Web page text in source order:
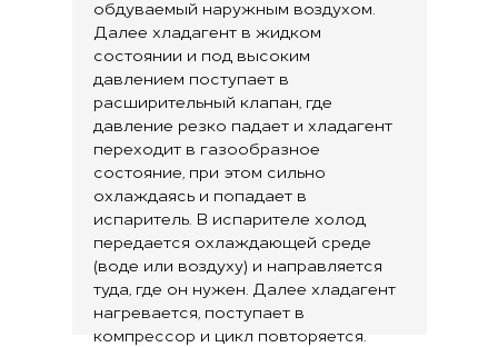
обдуваемый наружным воздухом.
Далее хладагент в жидком
состоянии и под высоким
давлением поступает в
расширительный клапан, где
давление резко падает и хладагент
переходит в газообразное
состояние, при этом сильно
охлаждаясь и попадает в
испаритель. В испарителе холод
передается охлаждающей среде
(воде или воздуху) и направляется
туда, где он нужен. Далее хладагент
нагревается, поступает в
компрессор и цикл повторяется.